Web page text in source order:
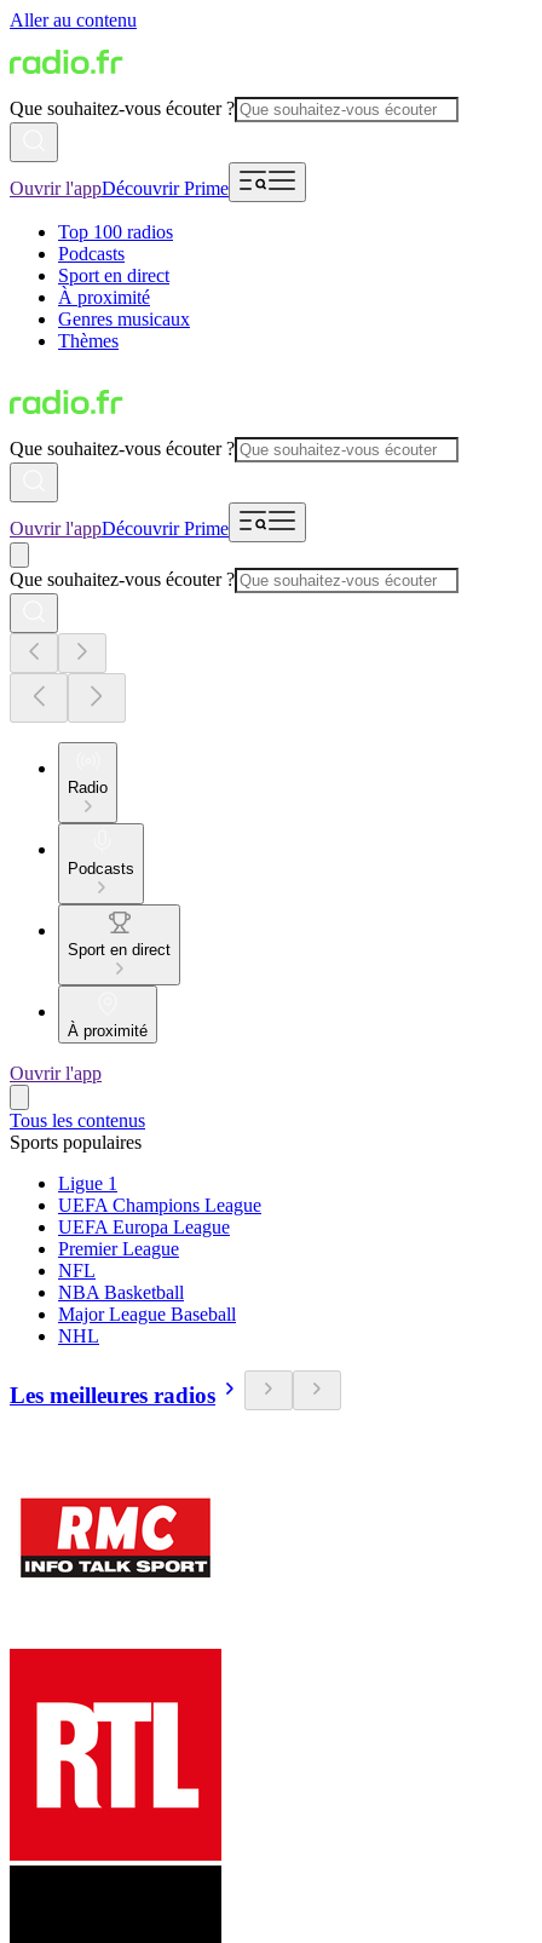
Aller au contenu
Que souhaitez-vous écouter ?
Ouvrir l'appDécouvrir Prime
Top 100 radios
Podcasts
Sport en direct
À proximité
Genres musicaux
Thèmes
Que souhaitez-vous écouter ?
Ouvrir l'appDécouvrir Prime
Que souhaitez-vous écouter ?
Radio
Podcasts
Sport en direct
À proximité
Ouvrir l'app
Tous les contenus
Sports populaires
Ligue 1
UEFA Champions League
UEFA Europa League
Premier League
NFL
NBA Basketball
Major League Baseball
NHL
Les meilleures radios